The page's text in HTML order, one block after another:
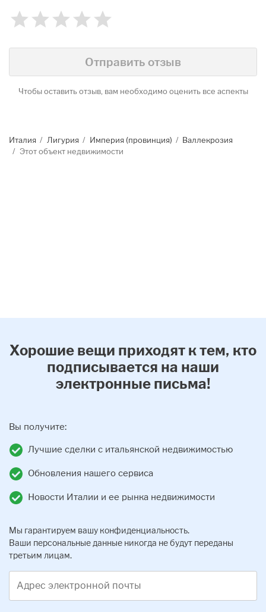
Рейтинг
0
1 2 3 4 5
Отправить отзыв
Чтобы оставить отзыв, вам необходимо оценить все аспекты
Италия Лигурия Империя (провинция)
Валлекрозия
Этот объект недвижимости
Хорошие вещи приходят к тем, кто
подписывается на наши
электронные письма!
Вы получите:
Лучшие сделки с итальянской недвижимостью
Обновления нашего сервиса
Новости Италии и ее рынка недвижимости
Мы гарантируем вашу конфиденциальность.
Ваши персональные данные никогда не будут переданы
третьим лицам.
Адрес электронной почты